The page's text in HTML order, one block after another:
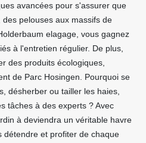
avancées pour s'assurer que
pelouses aux massifs de
elagage, vous gagnez
à l'entretien régulier. De plus,
des produits écologiques,
de Parc Hosingen. Pourquoi se
désherber ou tailler les haies,
tâches à des experts ? Avec
à deviendra un véritable havre
détendre et profiter de chaque